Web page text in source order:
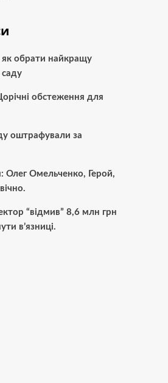
обрати найкращу
обстеження для
оштрафували за
Олег Омельченко, Герой,
“відмив” 8,6 млн грн
в’язниці.